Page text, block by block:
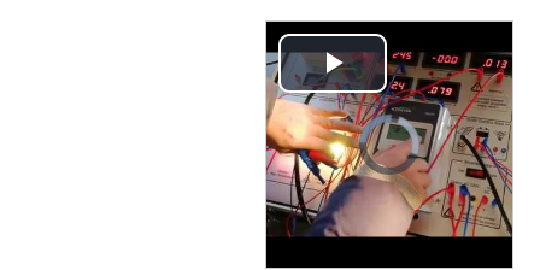
Video
Player
is
loading.
Play
Video